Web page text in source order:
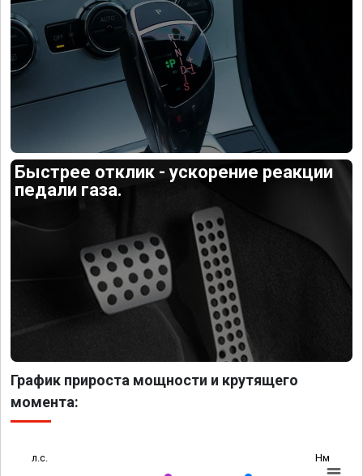
Быстрее отклик - ускорение реакции
педали газа.
График прироста мощности и крутящего
момента:
л.с. Нм